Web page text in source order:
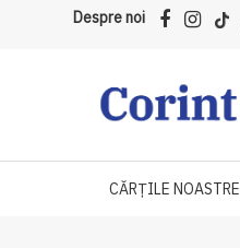
Despre noi
CĂRȚILE NOASTRE